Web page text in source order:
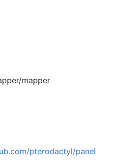
mapper
pterodactyl/panel